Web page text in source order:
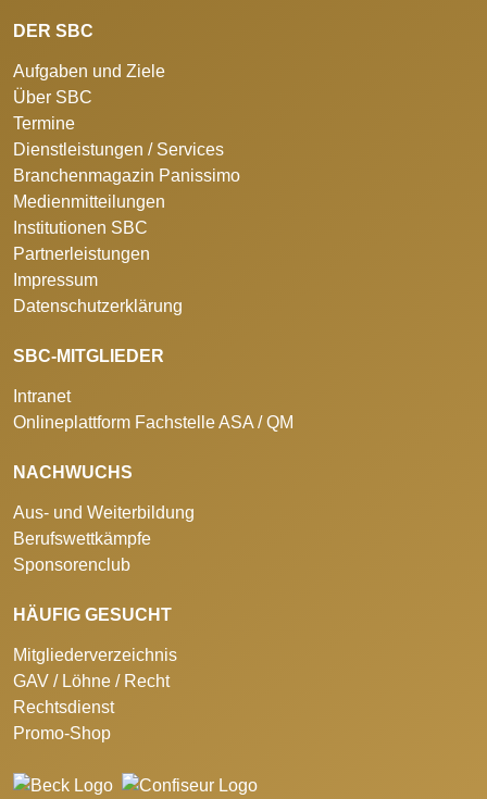
DER SBC
Aufgaben und Ziele
Über SBC
Termine
Dienstleistungen / Services
Branchenmagazin Panissimo
Medienmitteilungen
Institutionen SBC
Partnerleistungen
Impressum
Datenschutzerklärung
SBC-MITGLIEDER
Intranet
Onlineplattform Fachstelle ASA / QM
NACHWUCHS
Aus- und Weiterbildung
Berufswettkämpfe
Sponsorenclub
HÄUFIG GESUCHT
Mitgliederverzeichnis
GAV / Löhne / Recht
Rechtsdienst
Promo-Shop